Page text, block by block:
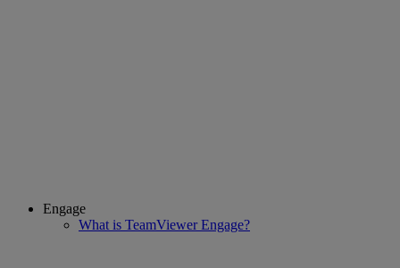
Engage
What is TeamViewer Engage?